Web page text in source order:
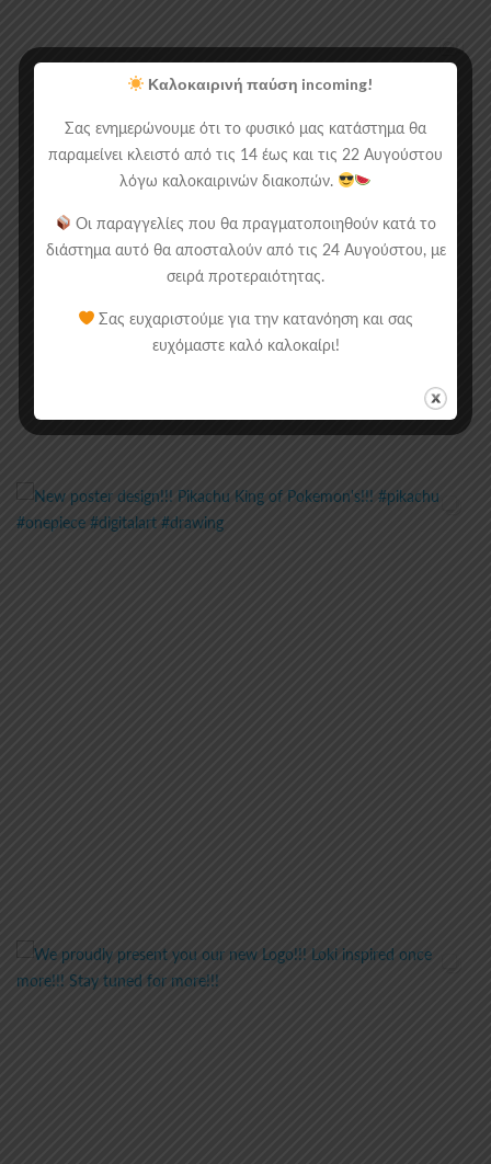
Καλοκαιρινή παύση incoming!
Σας ενημερώνουμε ότι το φυσικό μας κατάστημα θα
παραμείνει κλειστό από τις 14 έως και τις 22 Αυγούστου
λόγω καλοκαιρινών διακοπών.
Οι παραγγελίες που θα πραγματοποιηθούν κατά το
διάστημα αυτό θα αποσταλούν από τις 24 Αυγούστου, με
σειρά προτεραιότητας.
Σας ευχαριστούμε για την κατανόηση και σας
ευχόμαστε καλό καλοκαίρι!